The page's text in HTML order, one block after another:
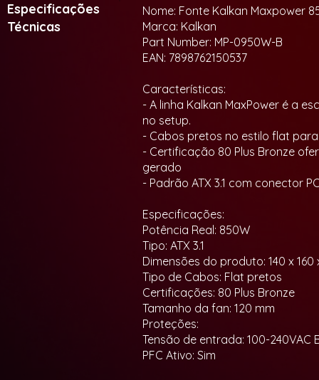
Especificações
Técnicas
Nome: Fonte Kalkan Maxpower
Marca: Kalkan
Part Number: MP-0950W-B
EAN: 7898762150537
Características:
- A linha Kalkan MaxPower é a
no setup.
- Cabos pretos no estilo flat
- Certificação 80 Plus Bronze
gerado
- Padrão ATX 3.1 com conector
Especificações:
Potência Real: 850W
Tipo: ATX 3.1
Dimensões do produto: 140 x 160
Tipo de Cabos: Flat pretos
Certificações: 80 Plus Bronze
Tamanho da fan: 120 mm
Proteções:
Tensão de entrada: 100-240VAC
PFC Ativo: Sim